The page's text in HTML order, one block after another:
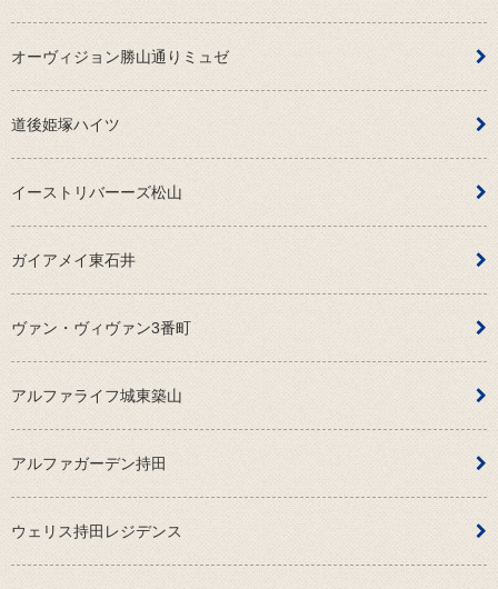
オーヴィジョン勝山通りミュゼ
道後姫塚ハイツ
イーストリバーーズ松山
ガイアメイ東石井
ヴァン・ヴィヴァン3番町
アルファライフ城東築山
アルファガーデン持田
ウェリス持田レジデンス